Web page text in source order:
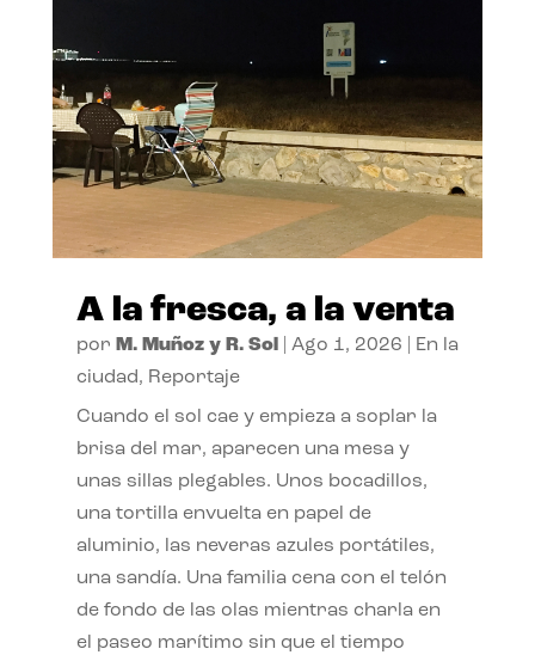
A la fresca, a la venta
por M. Muñoz y R. Sol| Ago 1, 2026
En la
ciudad, Reportaje
Cuando el sol cae y empieza a soplar la
brisa del mar, aparecen una mesa y
unas sillas plegables. Unos bocadillos,
una tortilla envuelta en papel de
aluminio, las neveras azules portátiles,
una sandía. Una familia cena con el telón
de fondo de las olas mientras charla en
el paseo marítimo sin que el tiempo